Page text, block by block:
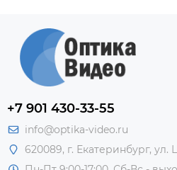
+7 901 430-33-55
info@optika-video.ru
620089, г. Екатеринбург, ул.